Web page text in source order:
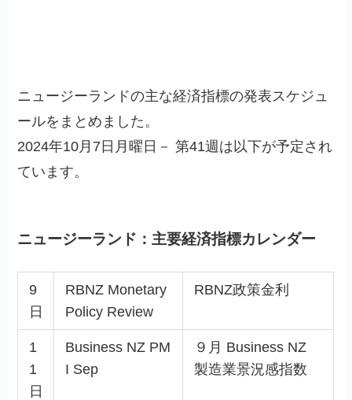
ニュージーランドの主な経済指標の発表スケジュ
ールをまとめました。
2024年10月7日月曜日－ 第41週は以下が予定され
ています。
ニュージーランド：主要経済指標カレンダー
9
日
RBNZ Monetary
Policy Review
RBNZ政策金利
1
1
日
Business NZ PM
I Sep
９月 Business NZ
製造業景況感指数